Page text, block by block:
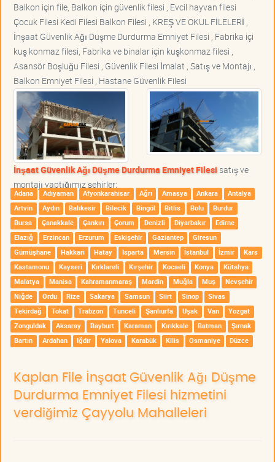
Balkon için file, Balkon için güvenlik filesi , Evcil hayvan filesi
Çocuk Filesi Kedi Filesi Balkon Filesi , KREŞ VE OKUL FİLELERİ ,
İnşaat Güvenlik Ağı Düşme Durdurma Emniyet Filesi , Fabrika içi
kuş konmaz filesi, Fabrika ve binalar için kuşkonmaz filesi ,
Asansör Boşluğu Filesi , Güvenlik Filesi İmalat , Satış ve Montajı ,
Balkon Emniyet Filesi , Hastane Güvenlik Filesi
İnşaat Güvenlik Ağı Düşme Durdurma Emniyet Filesisatış ve
montajı yaptığımız şehirler;
Adana Adıyaman Afyonkarahisar Ağrı Amasya Ankara
Antalya
Artvin
Aydın Balıkesir Bilecik Bingöl Bitlis Bolu
Burdur
Bursa
Çanakkale Çankırı Çorum Denizli Diyarbakır
Edirne
Elazığ
Erzincan Erzurum Eskişehir Gaziantep
Giresun
Gümüşhane
Hakkari Hatay Isparta Mersin İstanbul İzmir
Kars
Kastamonu
Kayseri Kırklareli Kırşehir Kocaeli Konya
Kütahya
Malatya
Manisa Kahramanmaraş Mardin Muğla Muş
Nevşehir
Niğde
Ordu Rize Sakarya Samsun Siirt Sinop
Sivas
Tekirdağ
Tokat Trabzon Tunceli Şanlıurfa Uşak Van
Yozgat
Zonguldak
Aksaray Bayburt Karaman Kırıkkale Batman
Şırnak
Bartın
Ardahan Iğdır Yalova Karabük Kilis Osmaniye Düzce
Kaplan File İnşaat Güvenlik Ağı Düşme
Durdurma Emniyet Filesi hizmetini
verdiğimiz Çayyolu Mahalleleri